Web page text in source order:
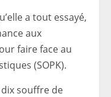
a tout essayé,
aux
faire face au
(SOPK).
souffre de